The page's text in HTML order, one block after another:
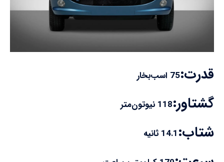
قدرت:75 اسب‌بخار
گشتاور:118 نیوتون‌متر
شتاب:14.1 ثانیه